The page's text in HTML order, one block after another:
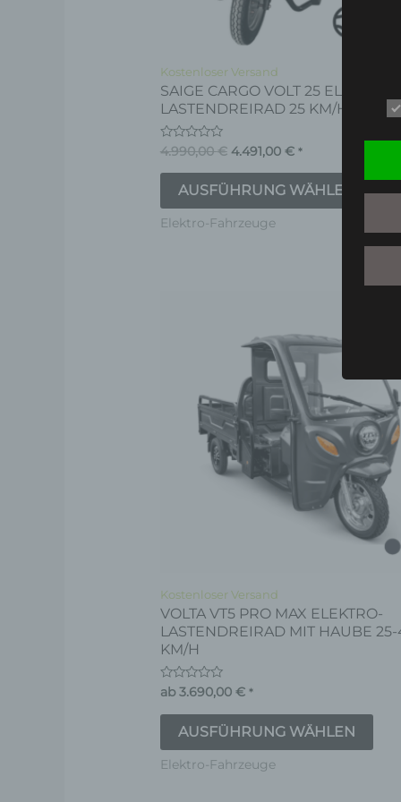
Kostenloser Versand
SAIGE CARGO VOLT 25 ELEKTRO-
LASTENDREIRAD 25 KM/H
Bewertet
0
4.990,00€ 4.491,00 € *
AUSFÜHRUNG WÄHLEN
Elektro-Fahrzeuge
Kostenloser Versand
VOLTA VT5 PRO MAX ELEKTRO-
LASTENDREIRAD MIT HAUBE
KM/H
Bewertet
0
ab3.690,00 € *
AUSFÜHRUNG WÄHLEN
auf.
Die
auf
Elektro-Fahrzeuge